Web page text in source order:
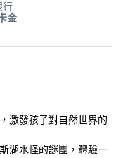
行
金
激發孩子對自然世界的
湖水怪的謎團，體驗一